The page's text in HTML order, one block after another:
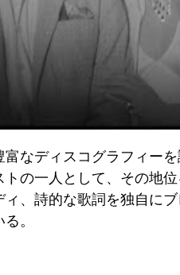
なディスコグラフィー
の一人として、その地
、詩的な歌詞を独自に
。